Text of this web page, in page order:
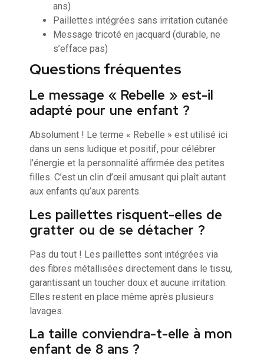
ans)
Paillettes intégrées sans irritation cutanée
Message tricoté en jacquard (durable, ne
s’efface pas)
Questions fréquentes
Le message « Rebelle » est-il
adapté pour une enfant ?
Absolument ! Le terme « Rebelle » est utilisé ici
dans un sens ludique et positif, pour célébrer
l’énergie et la personnalité affirmée des petites
filles. C’est un clin d’œil amusant qui plaît autant
aux enfants qu’aux parents.
Les paillettes risquent-elles de
gratter ou de se détacher ?
Pas du tout ! Les paillettes sont intégrées via
des fibres métallisées directement dans le tissu,
garantissant un toucher doux et aucune irritation.
Elles restent en place même après plusieurs
lavages.
La taille conviendra-t-elle à mon
enfant de 8 ans ?